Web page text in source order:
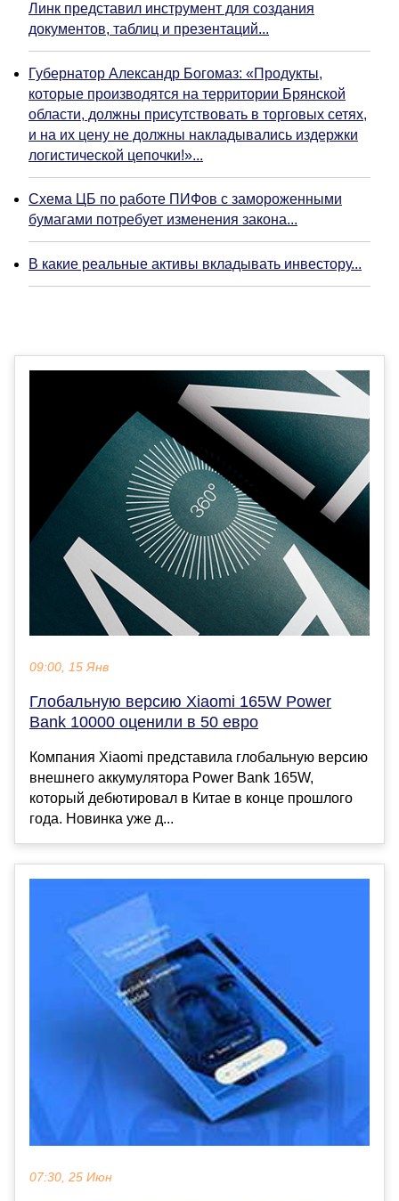
Линк представил инструмент для создания
документов, таблиц и презентаций...
Губернатор Александр Богомаз: «Продукты,
которые производятся на территории Брянской
области, должны присутствовать в торговых сетях,
и на их цену не должны накладывались издержки
логистической цепочки!»...
Схема ЦБ по работе ПИФов с замороженными
бумагами потребует изменения закона...
В какие реальные активы вкладывать инвестору...
09:00, 15 Янв
Глобальную версию Xiaomi 165W Power
Bank 10000 оценили в 50 евро
Компания Xiaomi представила глобальную версию
внешнего аккумулятора Power Bank 165W,
который дебютировал в Китае в конце прошлого
года. Новинка уже д...
07:30, 25 Июн